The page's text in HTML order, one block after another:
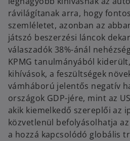
rávilágítanak arra, hogy
szemléletet, azonban az
játszó beszerzési láncok
válaszadók 38%-ánál
KPMG tanulmányából
kihívások, a feszültségek
vámháború jelentős negatív
országok GDP-jére, mint az
akik kiemelkedő szereplői az
közvetlenül befolyásolhatja
a hozzá kapcsolódó globális